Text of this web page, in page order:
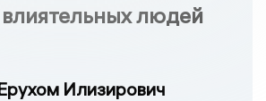
людей
Илизирович